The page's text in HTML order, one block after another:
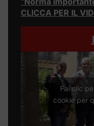
CLICCA PER IL
Fai clic
cookie per